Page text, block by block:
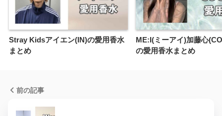
Stray Kidsアイエン(IN)の愛用香水
まとめ
ME:I(ミーアイ)加藤心
の愛用香水まとめ
前の記事